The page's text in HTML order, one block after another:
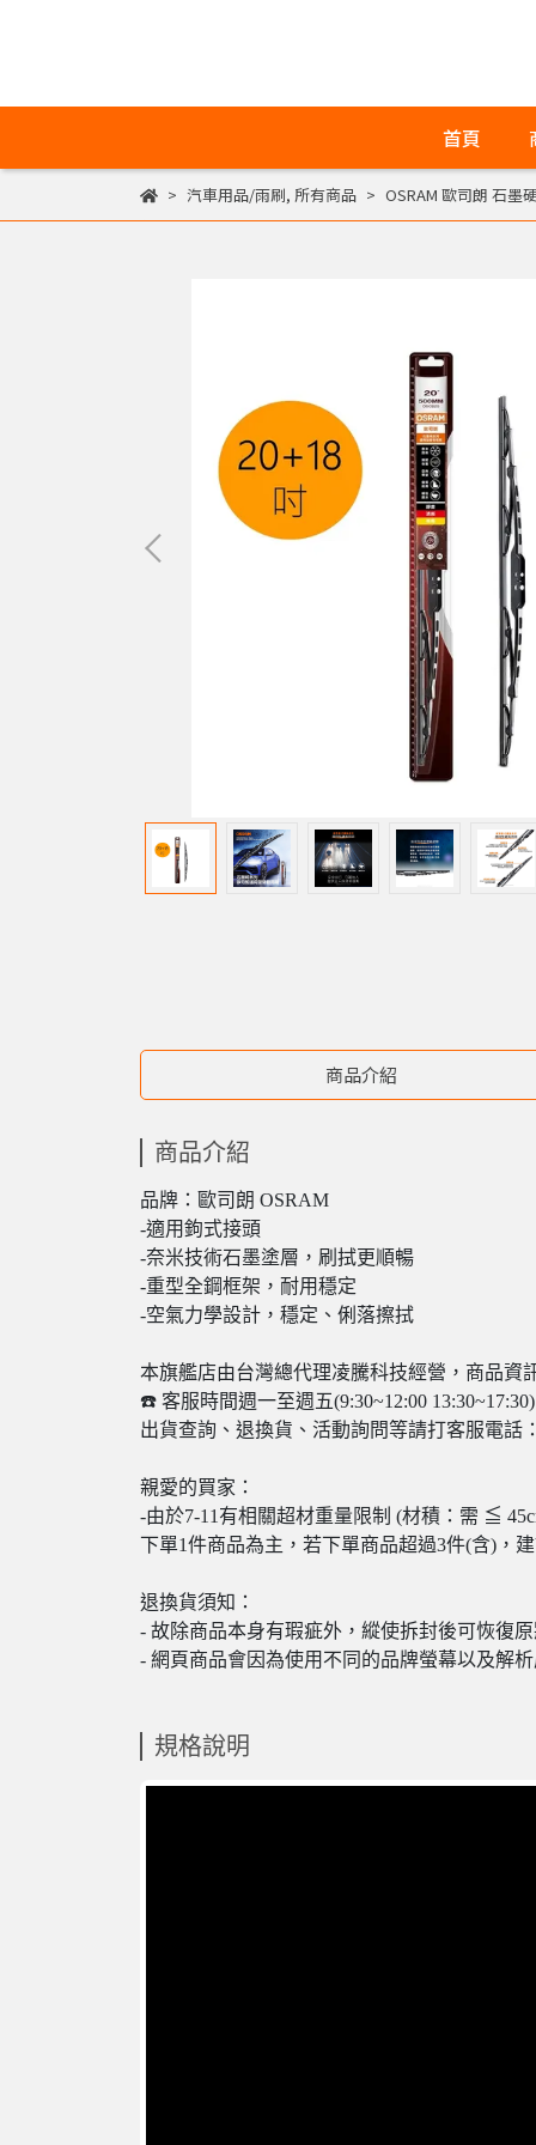
首頁
汽車用品/雨刷, 所有商品 OSRAM 歐司朗 石墨
商品介紹
商品介紹
品牌：歐司朗 OSRAM
-適用鉤式接頭
-奈米技術石墨塗層，刷拭更順暢
-重型全鋼框架，耐用穩定
-空氣力學設計，穩定、俐落擦拭
本旗艦店由台灣總代理凌騰科技經營，商品資
☎️ 客服時間週一至週五(9:30~12:00
出貨查詢、退換貨、活動詢問等請打客服電話
親愛的買家：
-由於7-11有相關超材重量限制 (材積：需 ≦
下單1件商品為主，若下單商品超過3件(含)，
退換貨須知：
- 故除商品本身有瑕疵外，縱使拆封後可恢復
- 網頁商品會因為使用不同的品牌螢幕以及解
規格說明